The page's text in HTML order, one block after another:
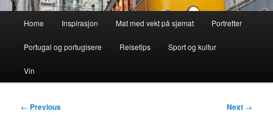
Home Inspirasjon Mat med vekt på sjømat Portretter
Portugal og portugisere Reisetips Sport og kultur
Vin
Post
← Previous Next →